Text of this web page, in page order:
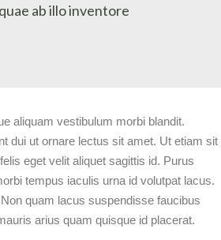
ab illo inventore
aliquam vestibulum morbi blandit.
dui ut ornare lectus sit amet. Ut etiam sit
eget velit aliquet sagittis id. Purus
tempus iaculis urna id volutpat lacus.
quam lacus suspendisse faucibus
arius quam quisque id placerat.